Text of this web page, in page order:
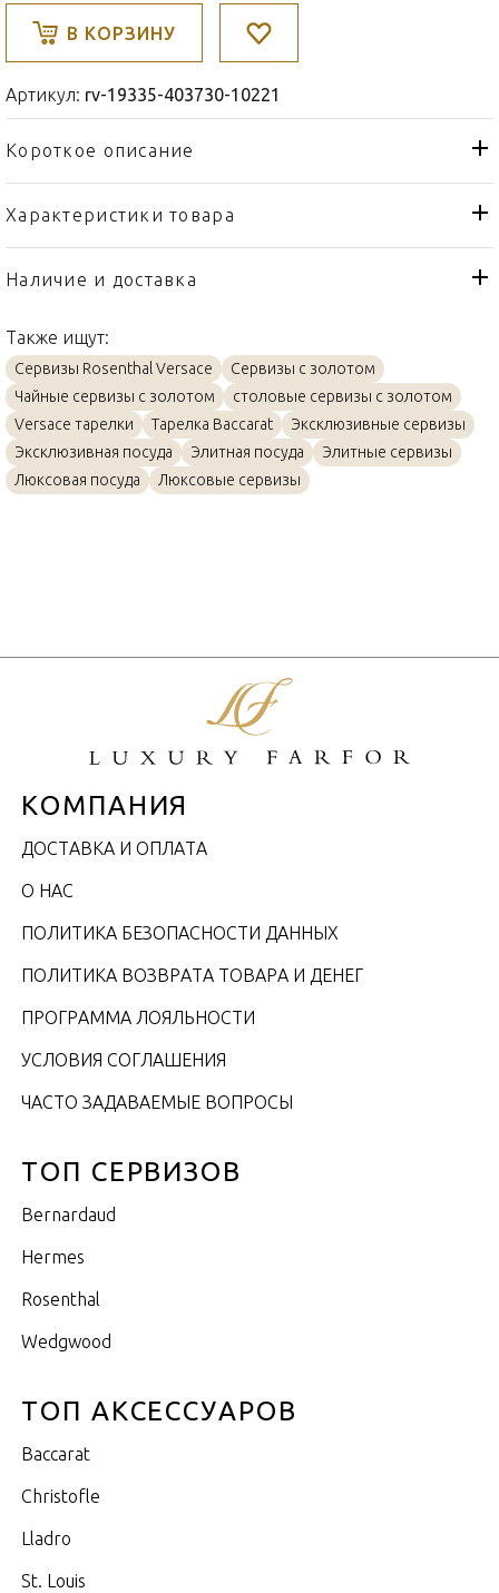
В КОРЗИНУ
Артикул: rv-19335-403730-10221
Короткое описание
Характеристики товара
Тип товара
Тарелка
Бренд
Страна производителя
Материал
Золото, Фарфор
Объем / Размер
21см
Наличие и доставка
Также ищут:
Сервизы Rosenthal Versace
Сервизы с золотом
Чайные сервизы с золотом
столовые сервизы с золотом
Versace тарелки
Тарелка Baccarat
Эксклюзивные сервизы
Эксклюзивная посуда
Элитная посуда
Элитные сервизы
Люксовая посуда
Люксовые сервизы
КОМПАНИЯ
ДОСТАВКА И ОПЛАТА
О НАС
ПОЛИТИКА БЕЗОПАСНОСТИ ДАННЫХ
ПОЛИТИКА ВОЗВРАТА ТОВАРА И ДЕНЕГ
ПРОГРАММА ЛОЯЛЬНОСТИ
УСЛОВИЯ СОГЛАШЕНИЯ
ЧАСТО ЗАДАВАЕМЫЕ ВОПРОСЫ
ТОП СЕРВИЗОВ
Bernardaud
Hermes
Rosenthal
Wedgwood
ТОП АКСЕССУАРОВ
Baccarat
Christofle
Lladro
St. Louis